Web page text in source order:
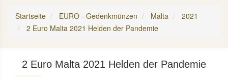
Startseite EURO - Gedenkmünzen Malta
2021
2 Euro Malta 2021 Helden der Pandemie
2 Euro Malta 2021 Helden der Pandemie